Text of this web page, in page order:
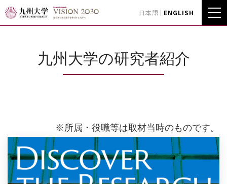
日本語 ENGLISH
九州大学の研究者紹介
※所属・役職等は取材当時のものです。